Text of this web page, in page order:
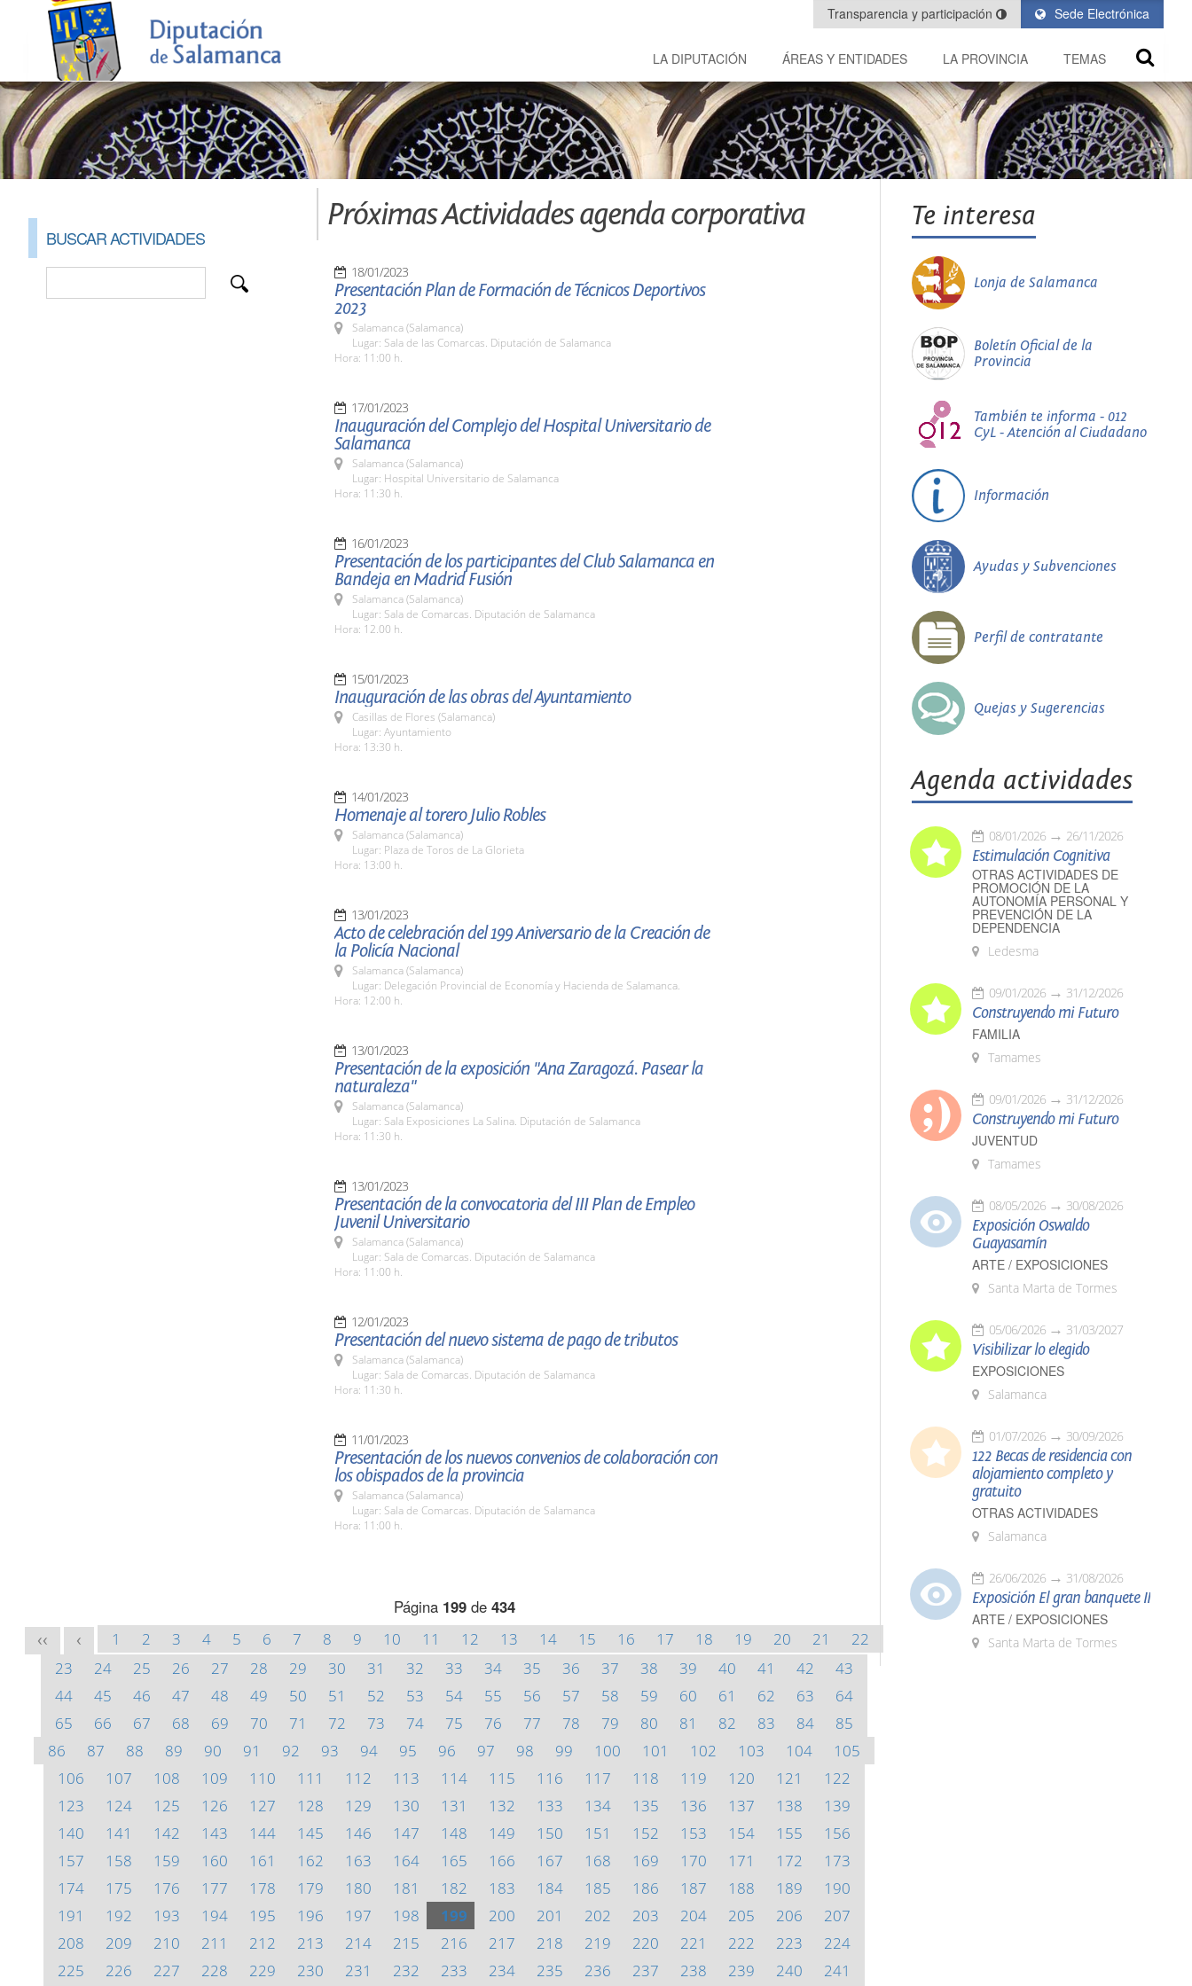
Sede Electrónica
Transparencia y participación
LA DIPUTACIÓN ÁREAS Y ENTIDADES LA PROVINCIA TEMAS
BUSCAR ACTIVIDADES
Próximas Actividades agenda corporativa
18/01/2023
Presentación Plan de Formación de Técnicos Deportivos
2023
Salamanca (Salamanca)
Lugar: Sala de las Comarcas. Diputación de Salamanca
Hora: 11:00 h.
17/01/2023
Inauguración del Complejo del Hospital Universitario de
Salamanca
Salamanca (Salamanca)
Lugar: Hospital Universitario de Salamanca
Hora: 11:30 h.
16/01/2023
Presentación de los participantes del Club Salamanca en
Bandeja en Madrid Fusión
Salamanca (Salamanca)
Lugar: Sala de Comarcas. Diputación de Salamanca
Hora: 12.00 h.
15/01/2023
Inauguración de las obras del Ayuntamiento
Casillas de Flores (Salamanca)
Lugar: Ayuntamiento
Hora: 13:30 h.
14/01/2023
Homenaje al torero Julio Robles
Salamanca (Salamanca)
Lugar: Plaza de Toros de La Glorieta
Hora: 13:00 h.
13/01/2023
Acto de celebración del 199 Aniversario de la Creación de
la Policía Nacional
Salamanca (Salamanca)
Lugar: Delegación Provincial de Economía y Hacienda de Salamanca.
Hora: 12:00 h.
13/01/2023
Presentación de la exposición "Ana Zaragozá. Pasear la
naturaleza"
Salamanca (Salamanca)
Lugar: Sala Exposiciones La Salina. Diputación de Salamanca
Hora: 11:30 h.
13/01/2023
Presentación de la convocatoria del III Plan de Empleo
Juvenil Universitario
Salamanca (Salamanca)
Lugar: Sala de Comarcas. Diputación de Salamanca
Hora: 11:00 h.
12/01/2023
Presentación del nuevo sistema de pago de tributos
Salamanca (Salamanca)
Lugar: Sala de Comarcas. Diputación de Salamanca
Hora: 11:30 h.
11/01/2023
Presentación de los nuevos convenios de colaboración con
los obispados de la provincia
Salamanca (Salamanca)
Lugar: Sala de Comarcas. Diputación de Salamanca
Hora: 11:00 h.
Página 199de 434
<< < 1 2 3 4 5 6 7 8 9 10 11 12 13 14 15 16 17 18 19 20 21
22
23
24 25 26 27 28 29 30 31 32 33 34 35 36 37 38 39 40 41 42
43
44
45 46 47 48 49 50 51 52 53 54 55 56 57 58 59 60 61 62 63
64
65
66 67 68 69 70 71 72 73 74 75 76 77 78 79 80 81 82 83 84
85
86
87 88 89 90 91 92 93 94 95 96 97 98 99 100 101 102 103 104
105
106
107 108 109 110 111 112 113 114 115 116 117 118 119 120 121
122
123
124 125 126 127 128 129 130 131 132 133 134 135 136 137 138
139
140
141 142 143 144 145 146 147 148 149 150 151 152 153 154 155
156
157
158 159 160 161 162 163 164 165 166 167 168 169 170 171 172
173
174
175 176 177 178 179 180 181 182 183 184 185 186 187 188 189
190
191
192 193 194 195 196 197 198 199 200 201 202 203 204 205 206
207
208
209 210 211 212 213 214 215 216 217 218 219 220 221 222 223
224
225
226 227 228 229 230 231 232 233 234 235 236 237 238 239 240 241
Te interesa
Lonja de Salamanca
Boletín Oficial de la
Provincia
También te informa - 012
CyL - Atención al Ciudadano
Información
Ayudas y Subvenciones
Perfil de contratante
Quejas y Sugerencias
Agenda actividades
08/01/2026 26/11/2026
Estimulación Cognitiva
OTRAS ACTIVIDADES DE
PROMOCIÓN DE LA
AUTONOMÍA PERSONAL Y
PREVENCIÓN DE LA
DEPENDENCIA
Ledesma
09/01/2026 31/12/2026
Construyendo mi Futuro
FAMILIA
Tamames
09/01/2026 31/12/2026
Construyendo mi Futuro
JUVENTUD
Tamames
08/05/2026 30/08/2026
Exposición Oswaldo
Guayasamín
ARTE / EXPOSICIONES
Santa Marta de Tormes
05/06/2026 31/03/2027
Visibilizar lo elegido
EXPOSICIONES
Salamanca
01/07/2026 30/09/2026
122 Becas de residencia con
alojamiento completo y
gratuito
OTRAS ACTIVIDADES
Salamanca
26/06/2026 31/08/2026
Exposición El gran banquete II
ARTE / EXPOSICIONES
Santa Marta de Tormes